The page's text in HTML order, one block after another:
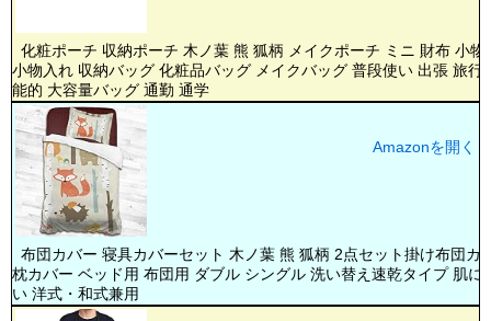
化粧ポーチ 収納ポーチ 木ノ葉 熊 狐柄 メイクポーチ ミニ 財布 小物
小物入れ 収納バッグ 化粧品バッグ メイクバッグ 普段使い 出張 旅行
能的 大容量バッグ 通勤 通学
布団カバー 寝具カバーセット 木ノ葉 熊 狐柄 2点セット掛け布団カ
枕カバー ベッド用 布団用 ダブル シングル 洗い替え速乾タイプ 肌に
い 洋式・和式兼用
Amazonを開く